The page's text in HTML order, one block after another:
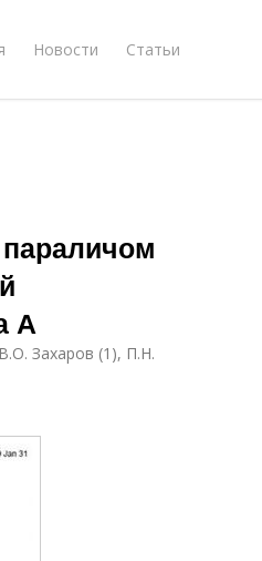
Новости Статьи
А
Захаров (1), П.Н.